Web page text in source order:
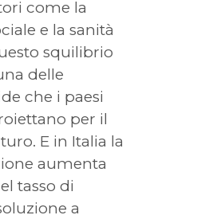
come la
e la sanità
squilibrio
delle
che i paesi
per il
E in Italia la
aumenta
tasso di
a